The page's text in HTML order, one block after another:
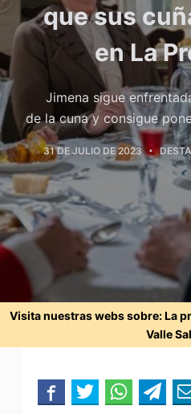
que sus
en La
Jimena sigue
de la cuna y consigue
31 DE JULIO DE 2023
Visita nuestras webs sobre:La
Valle